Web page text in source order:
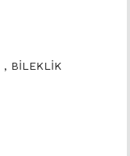
, BİLEKLİK